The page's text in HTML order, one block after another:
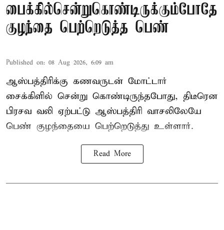
பைக்கில்சென்றுகொண்டிருக்கும்போதே
குழந்தை பெற்றெடுத்த பெண்
Published on: 08 Aug 2026, 6:09 am
ஆஸ்பத்திரிக்கு கணவருடன் மோட்டார்
சைக்கிளில் சென்று கொண்டிருந்தபோது, திடீரென
பிரசவ வலி ஏற்பட்டு ஆஸ்பத்திரி வாசலிலேயே
பெண் குழந்தையை பெற்றெடுத்து உள்ளார்.
Read More